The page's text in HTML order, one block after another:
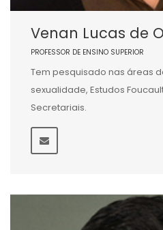
Venan Lucas de
PROFESSOR DE ENSINO SUPERIOR
Tem pesquisado nas áreas
sexualidade, Estudos
Secretariais.